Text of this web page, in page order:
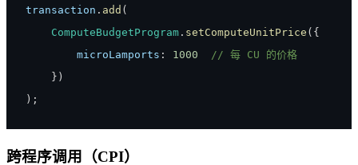
transaction . add (
ComputeBudgetProgram . setComputeUnitPrice ( {
microLamports : 1000
// 每 CU 的价格
} )
) ;
跨程序调用（CPI）